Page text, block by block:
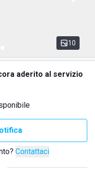
10
aderito al servizio
Contattaci